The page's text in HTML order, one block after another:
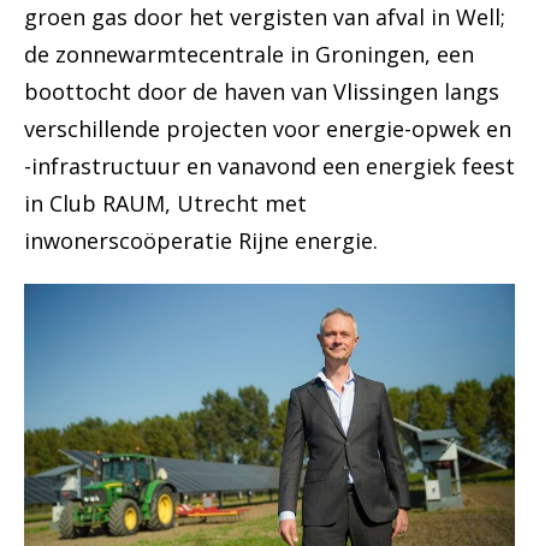
groen gas door het vergisten van afval in Well;
de zonnewarmtecentrale in Groningen, een
boottocht door de haven van Vlissingen langs
verschillende projecten voor energie-opwek en
-infrastructuur en vanavond een energiek feest
in Club RAUM, Utrecht met
inwonerscoöperatie Rijne energie.